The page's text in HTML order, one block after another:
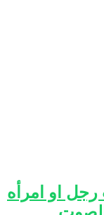
رجل او امرأه